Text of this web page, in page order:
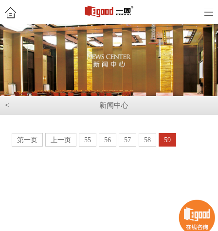
< 新闻中心
第一页 上一页 55 56 57 58 59